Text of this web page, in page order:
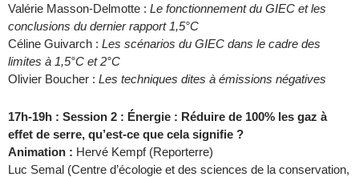
Valérie Masson-Delmotte : Le fonctionnement du GIEC et les
conclusions du dernier rapport 1,5°C
Céline Guivarch : Les scénarios du GIEC dans le cadre des
limites à 1,5°C et 2°C
Olivier Boucher : Les techniques dites à émissions négatives
17h-19h : Session 2 : Énergie : Réduire de 100% les gaz à
effet de serre, qu’est-ce que cela signifie ?
Animation : Hervé Kempf (Reporterre)
Luc Semal (Centre d’écologie et des sciences de la conservation,